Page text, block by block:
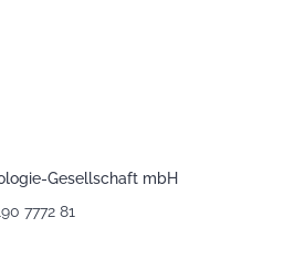
Gesellschaft mbH
7772 81